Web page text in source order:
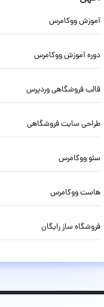
آموزش ووکامرس
دوره آموزش ووکامرس
قالب فروشگاهی وردپرس
طراحی سایت فروشگاهی
سئو ووکامرس
هاست ووکامرس
فروشگاه ساز رایگان